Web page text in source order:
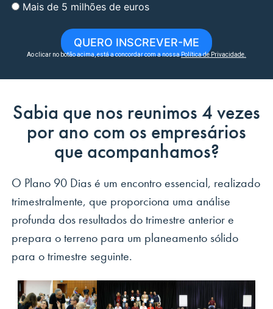
Mais de 5 milhões de euros
QUERO INSCREVER-ME
Ao clicar no botão acima, está a concordar com a nossa Política de Privacidade
Sabia que nos reunimos 4 vezes
por ano com os empresários
que acompanhamos?
O Plano 90 Dias é um encontro essencial, realizado
trimestralmente, que proporciona uma análise
profunda dos resultados do trimestre anterior e
prepara o terreno para um planeamento sólido
para o trimestre seguinte.